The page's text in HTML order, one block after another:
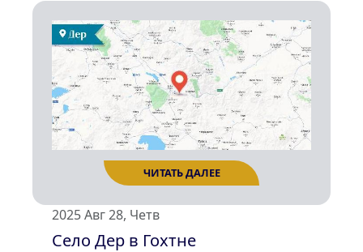
ЧИТАТЬ ДАЛЕЕ
2025 Авг 28, Четв
Село Дер в Гохтне